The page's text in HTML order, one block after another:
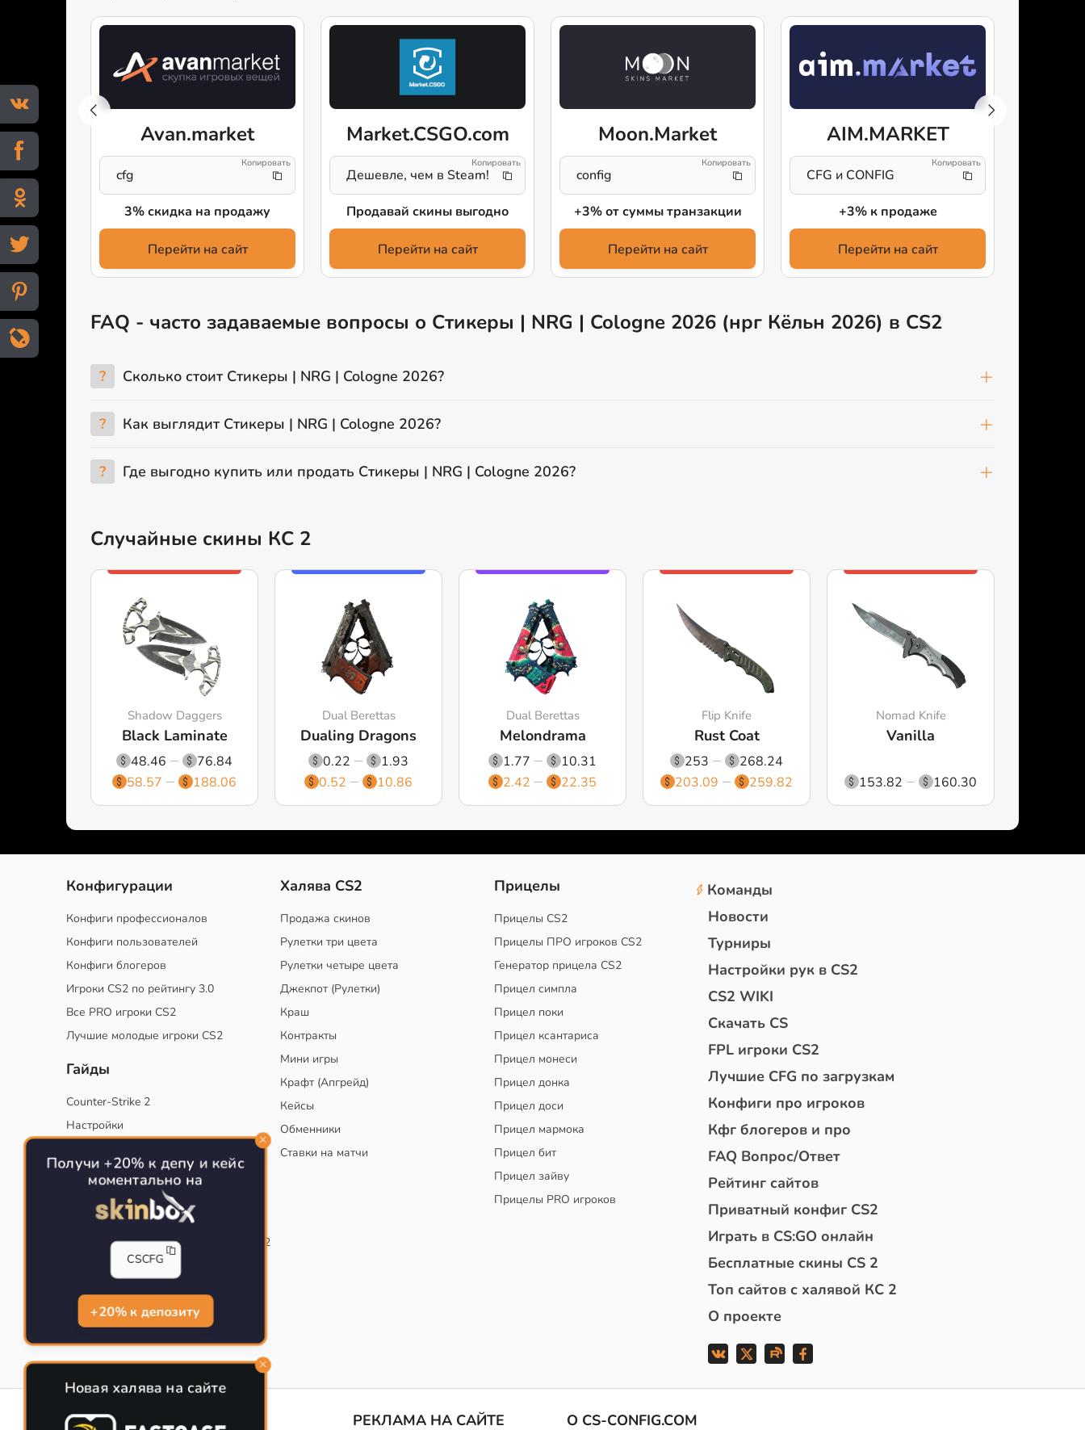
Avan.market
cfg
3% скидка на продажу
Перейти на сайт
Market.CSGO.com
Дешевле, чем в Steam!
Продавай скины выгодно
Перейти на сайт
Moon.Market
config
+3% от суммы транзакции
Перейти на сайт
AIM.MARKET
CFG и CONFIG
+3% к продаже
Перейти на сайт
FAQ - часто задаваемые вопросы о Стикеры | NRG | Cologne 2026 (нрг Кёльн 2026) в CS2
? Сколько стоит Стикеры | NRG | Cologne 2026?
? Как выглядит Стикеры | NRG | Cologne 2026?
? Где выгодно купить или продать Стикеры | NRG | Cologne 2026?
Случайные скины КС 2
Shadow Daggers
Black Laminate
48.46
76.84
58.57
188.06
Dual Berettas
Dualing Dragons
0.22
1.93
0.52
10.86
Dual Berettas
Melondrama
1.77
10.31
2.42
22.35
Flip Knife
Rust Coat
253
268.24
203.09
259.82
Nomad Knife
Vanilla
153.82 160.30
Конфигурации
Конфиги профессионалов
Конфиги пользователей
Конфиги блогеров
Игроки CS2 по рейтингу 3.0
Все PRO игроки CS2
Лучшие молодые игроки CS2
Гайды
Counter-Strike 2
Настройки
Тактики
Конфиг для тренировок в CS
Как сохранить свой конфиг CS
Инста смоки на карте de_mirage в CS2
Рабочий бинд на Jumpthrow
Халява CS2
Продажа скинов
Рулетки три цвета
Рулетки четыре цвета
Джекпот (Рулетки)
Краш
Контракты
Мини игры
Крафт (Апгрейд)
Кейсы
Обменники
Ставки на матчи
Прицелы
Прицелы CS2
Прицелы ПРО игроков CS2
Генератор прицела CS2
Прицел симпла
Прицел поки
Прицел ксантариса
Прицел монеси
Прицел донка
Прицел доси
Прицел мармока
Прицел бит
Прицел зайву
Прицелы PRO игроков
Команды
Новости
Турниры
Настройки рук в CS2
CS2 WIKI
Скачать CS
FPL игроки CS2
Лучшие CFG по загрузкам
Конфиги про игроков
Кфг блогеров и про
FAQ Вопрос/Ответ
Рейтинг сайтов
Приватный конфиг CS2
Играть в CS:GO онлайн
Бесплатные скины CS 2
Топ сайтов с халявой КС 2
О проекте
CS-CONFIG РЕКЛАМА НА САЙТЕ О CS-CONFIG.COM
Получи +20% к депу и кейс
моментально на
CSCFG
+20% к депозиту
Новая халява на сайте